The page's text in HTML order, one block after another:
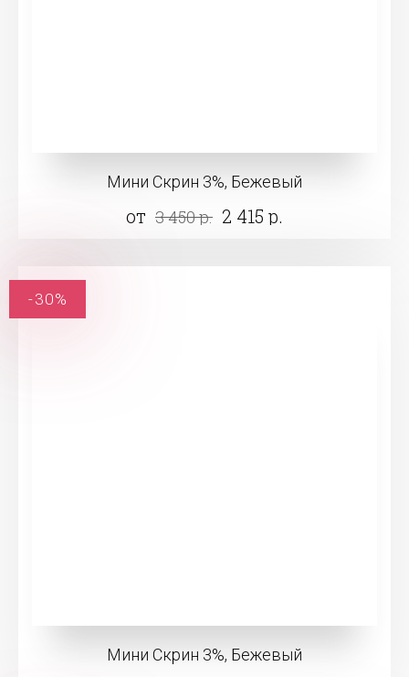
Мини Скрин 3%, Бежевый
от 3 450 р. 2 415 р.
Мини Скрин 3%, Бежевый
-30%